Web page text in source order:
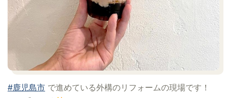
#鹿児島市 で進めている外構のリフォームの現場です！